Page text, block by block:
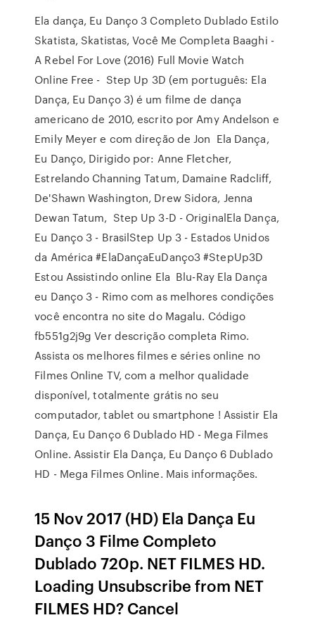
Ela dança, Eu Danço 3 Completo Dublado Estilo
Skatista, Skatistas, Você Me Completa Baaghi -
A Rebel For Love (2016) Full Movie Watch
Online Free - Step Up 3D (em português: Ela
Dança, Eu Danço 3) é um filme de dança
americano de 2010, escrito por Amy Andelson e
Emily Meyer e com direção de Jon Ela Dança,
Eu Danço, Dirigido por: Anne Fletcher,
Estrelando Channing Tatum, Damaine Radcliff,
De'Shawn Washington, Drew Sidora, Jenna
Dewan Tatum, Step Up 3-D - OriginalEla Dança,
Eu Danço 3 - BrasilStep Up 3 - Estados Unidos
da América #ElaDançaEuDanço3 #StepUp3D
Estou Assistindo online Ela Blu-Ray Ela Dança
eu Danço 3 - Rimo com as melhores condições
você encontra no site do Magalu. Código
fb551g2j9g Ver descrição completa Rimo.
Assista os melhores filmes e séries online no
Filmes Online TV, com a melhor qualidade
disponível, totalmente grátis no seu
computador, tablet ou smartphone ! Assistir Ela
Dança, Eu Danço 6 Dublado HD - Mega Filmes
Online. Assistir Ela Dança, Eu Danço 6 Dublado
HD - Mega Filmes Online. Mais informações.
15 Nov 2017 (HD) Ela Dança Eu
Danço 3 Filme Completo
Dublado 720p. NET FILMES HD.
Loading Unsubscribe from NET
FILMES HD? Cancel